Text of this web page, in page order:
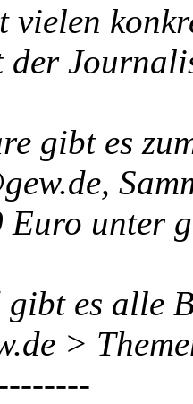
der
gibt es
Euro unter
es alle
>